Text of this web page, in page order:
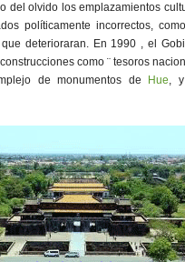
del olvido los emplazamientos
políticamente incorrectos,
deterioraran. En 1990 , el
como ¨ tesoros
de monumentos de Hue, y